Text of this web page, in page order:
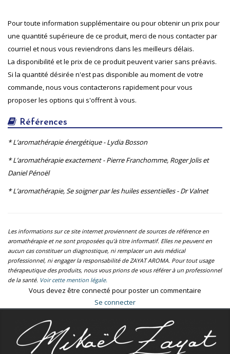
Pour toute information supplémentaire ou pour obtenir un prix pour
une quantité supérieure de ce produit, merci de nous contacter par
courriel et nous vous reviendrons dans les meilleurs délais.
La disponibilité et le prix de ce produit peuvent varier sans préavis.
Si la quantité désirée n'est pas disponible au moment de votre
commande, nous vous contacterons rapidement pour vous
proposer les options qui s'offrent à vous.
Références
* L’aromathérapie énergétique - Lydia Bosson
* L’aromathérapie exactement - Pierre Franchomme, Roger Jolis et
Daniel Pénoël
* L’aromathérapie, Se soigner par les huiles essentielles - Dr Valnet
Les informations sur ce site internet proviennent de sources de référence en
aromathérapie et ne sont proposées qu’à titre informatif. Elles ne peuvent en
aucun cas constituer un diagnostique, ni remplacer un avis médical
professionnel, ni engager la responsabilité de ZAYAT AROMA. Pour tout usage
thérapeutique des produits, nous vous prions de vous référer à un professionnel
de la santé. Voir cette mention légale.
Vous devez être connecté pour poster un commentaire
Se connecter